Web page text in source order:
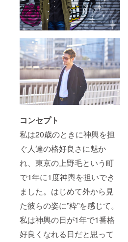
コンセプト
私は20歳のときに神輿を担
ぐ人達の格好良さに魅か
れ、東京の上野毛という町
で1年に1度神輿を担いでき
ました。はじめて外から見
た彼らの姿に”粋”を感じて。
私は神輿の日が1年で1番格
好良くなれる日だと思って